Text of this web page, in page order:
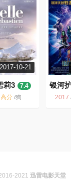
2017-10-21
莉3
7.4
高分 /狗狗 法国 动物 温情 法国电影 冒险 儿童 狗
银河
2017
2021迅雷电影天堂